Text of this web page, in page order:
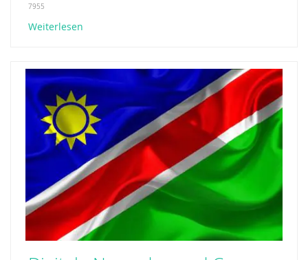
7955
Weiterlesen